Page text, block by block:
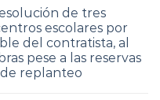
de tres
escolares por
del contratista, al
pese a las reservas
replanteo